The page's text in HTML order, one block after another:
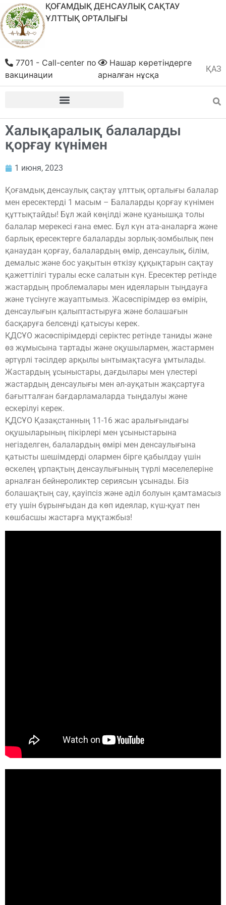
ҚОҒАМДЫҚ ДЕНСАУЛЫҚ САҚТАУ
ҰЛТТЫҚ ОРТАЛЫҒЫ
ҚАЗ
РУС
Нашар көретіндерге
арналған нұсқа
7701 - Call-center по
вакцинации
Халықаралық балаларды
қорғау күнімен
1 июня, 2023
Қоғамдық денсаулық сақтау ұлттық орталығы балалар
мен ересектерді 1 масым – Балаларды қорғау күнімен
құттықтайды! Бұл жай көңілді және қуанышқа толы
балалар мерекесі ғана емес. Бұл күн ата-аналарға және
барлық ересектерге балаларды зорлық-зомбылық пен
қанаудан қорғау, балалардың өмір, денсаулық, білім,
демалыс және бос уақытын өткізу құқықтарын сақтау
қажеттілігі туралы еске салатын күн. Ересектер ретінде
жастардың проблемалары мен идеяларын тыңдауға
және түсінуге жауаптымыз. Жасөспірімдер өз өмірін,
денсаулығын қалыптастыруға және болашағын
басқаруға белсенді қатысуы керек.
ҚДСҰО жасөспірімдерді серіктес ретінде таниды және
өз жұмысына тартады және оқушылармен, жастармен
әртүрлі тәсілдер арқылы ынтымақтасуға ұмтылады.
Жастардың ұсыныстары, дағдылары мен үлестері
жастардың денсаулығы мен әл-ауқатын жақсартуға
бағытталған бағдарламаларда тыңдалуы және
ескерілуі керек.
ҚДСҰО Қазақстанның 11-16 жас аралығындағы
оқушыларының пікірлері мен ұсыныстарына
негізделген, балалардың өмірі мен денсаулығына
қатысты шешімдерді олармен бірге қабылдау үшін
өскелең ұрпақтың денсаулығының түрлі мәселелеріне
арналған бейнероликтер сериясын ұсынады. Біз
болашақтың сау, қауіпсіз және әділ болуын қамтамасыз
ету үшін бұрынғыдан да көп идеялар, күш-қуат пен
көшбасшы жастарға мұқтажбыз!